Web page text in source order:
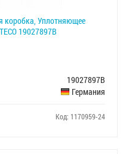
коробка, Уплотняющее
19027897B
19027897B
Германия
Код: 1170959-24